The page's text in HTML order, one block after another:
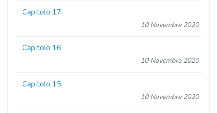
Capitolo 17
10 Novembre 2020
Capitolo 16
10 Novembre 2020
Capitolo 15
10 Novembre 2020